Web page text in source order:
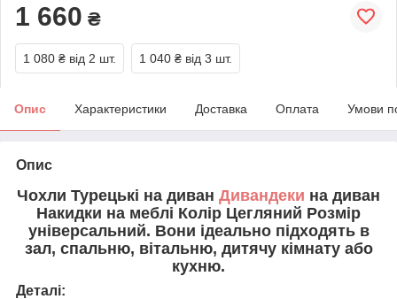
1 660 ₴
1 080 ₴ від 2 шт. 1 040 ₴ від 3 шт.
Опис Характеристики Доставка Оплата Умови
Опис
Чохли Турецькі на диван Дивандеки на диван
Накидки на меблі Колір Цегляний Розмір
універсальний. Вони ідеально підходять в
зал, спальню, вітальню, дитячу кімнату або
кухню.
Деталі: